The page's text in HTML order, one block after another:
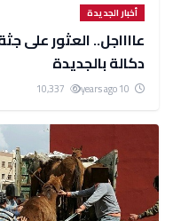
أخبار الجديدة
عااااجل.. العثور
دكالة بالجديدة